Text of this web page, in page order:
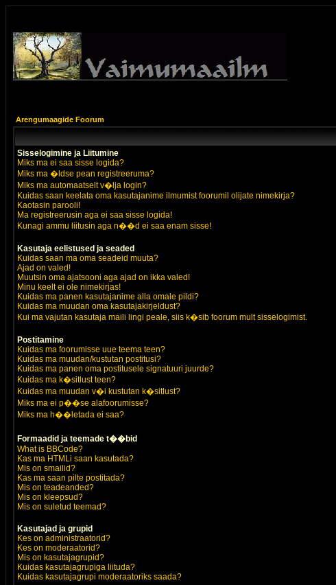
Arengumaagide Foorum
Sisselogimine ja Liitumine
Miks ma ei saa sisse logida?
Miks ma �ldse pean registreeruma?
Miks ma automaatselt v�lja login?
Kuidas saan keelata oma kasutajanime ilmumist foorumil olijate nimekirja?
Kaotasin parooli!
Ma registreerusin aga ei saa sisse logida!
Kunagi ammu liitusin aga n��d ei saa enam sisse!
Kasutaja eelistused ja seaded
Kuidas saan ma oma seadeid muuta?
Ajad on valed!
Muutsin oma ajatsooni aga ajad on ikka valed!
Minu keelt ei ole nimekirjas!
Kuidas ma panen kasutajanime alla omale pildi?
Kuidas ma muudan oma kasutajakirjeldust?
Kui ma vajutan kasutaja maili lingi peale, siis k�sib foorum mult sisselogimist.
Postitamine
Kuidas ma foorumisse uue teema teen?
Kuidas ma muudan/kustutan postitusi?
Kuidas ma panen oma postitusele signatuuri juurde?
Kuidas ma k�sitlust teen?
Kuidas ma muudan v�i kustutan k�sitlust?
Miks ma ei p��se alafoorumisse?
Miks ma h��letada ei saa?
Formaadid ja teemade t��bid
What is BBCode?
Kas ma HTMLi saan kasutada?
Mis on smailid?
Kas ma saan pilte postitada?
Mis on teadeanded?
Mis on kleepsud?
Mis on suletud teemad?
Kasutajad ja grupid
Kes on administraatorid?
Kes on moderaatorid?
Mis on kasutajagrupid?
Kuidas kasutajagrupiga liituda?
Kuidas kasutajagrupi moderaatoriks saada?